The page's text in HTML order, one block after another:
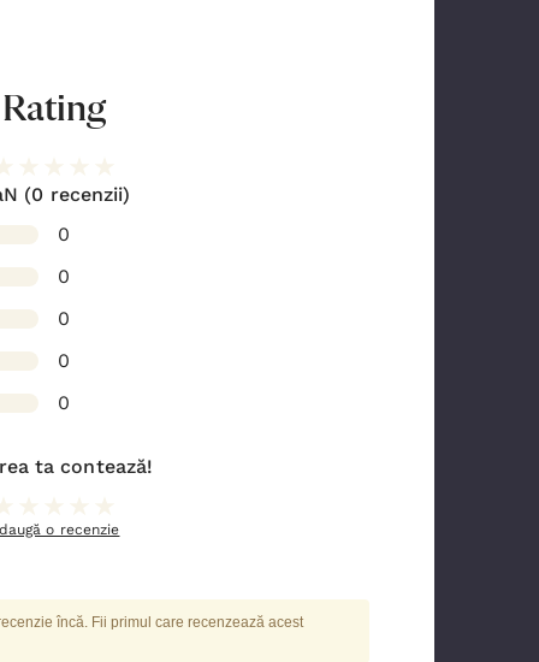
Rating
(0 recenzii)
0
0
0
0
0
ta contează!
o recenzie
încă. Fii primul care recenzează acest